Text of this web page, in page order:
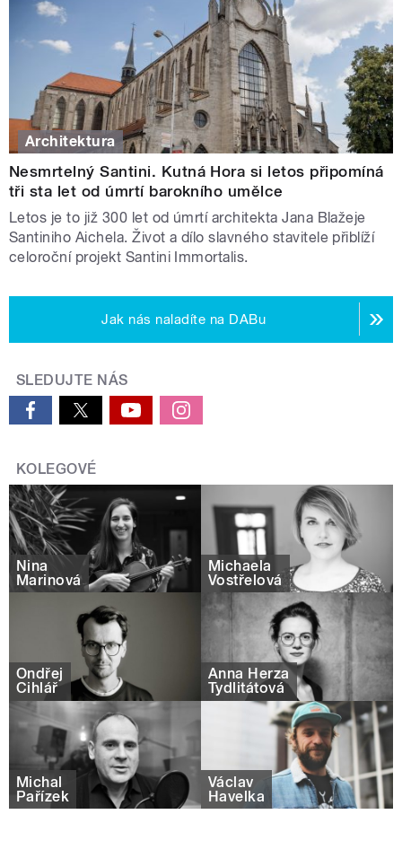
Architektura
Nesmrtelný Santini. Kutná Hora si letos připomíná
tři sta let od úmrtí barokního umělce
Letos je to již 300 let od úmrtí architekta Jana Blažeje
Santiniho Aichela. Život a dílo slavného stavitele přiblíží
celoroční projekt Santini Immortalis.
Jak nás naladíte na DABu
SLEDUJTE NÁS
KOLEGOVÉ
Nina
Marinová
Michaela
Vostřelová
Ondřej
Cihlář
Anna Herza
Tydlitátová
Michal
Pařízek
Václav
Havelka